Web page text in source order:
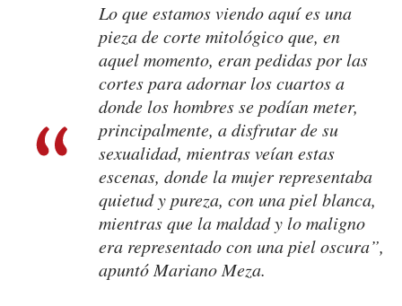
Lo que estamos viendo aquí es una
pieza de corte mitológico que, en
aquel momento, eran pedidas por las
cortes para adornar los cuartos a
donde los hombres se podían meter,
principalmente, a disfrutar de su
sexualidad, mientras veían estas
escenas, donde la mujer representaba
quietud y pureza, con una piel blanca,
mientras que la maldad y lo maligno
era representado con una piel oscura”,
apuntó Mariano Meza.